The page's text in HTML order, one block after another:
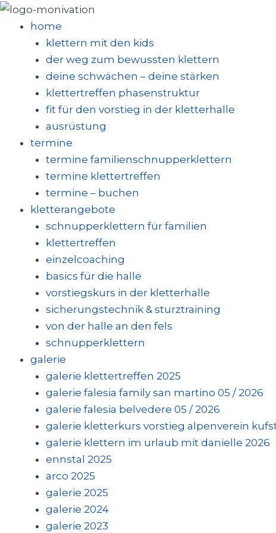
zum
inhalt
springen
home
klettern mit den kids
der weg zum bewussten klettern
deine schwächen – deine stärken
klettertreffen phasenstruktur
fit für den vorstieg in der kletterhalle
ausrüstung
termine
termine familienschnupperklettern
termine klettertreffen
termine – buchen
kletterangebote
schnupperklettern für familien
klettertreffen
einzelcoaching
basics für die halle
vorstiegskurs in der kletterhalle
sicherungstechnik & sturztraining
von der halle an den fels
schnupperklettern
galerie
galerie klettertreffen 2025
galerie falesia family san martino 05 / 2026
galerie falesia belvedere 05 / 2026
galerie kletterkurs vorstieg alpenverein
galerie klettern im urlaub mit danielle 2026
ennstal 2025
arco 2025
galerie 2025
galerie 2024
galerie 2023